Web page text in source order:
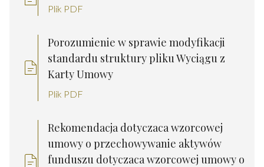
Plik PDF
Porozumienie w sprawie modyfikacji
standardu struktury pliku Wyciągu z
Karty Umowy
Plik PDF
Rekomendacja dotyczaca wzorcowej
umowy o przechowywanie aktywów
funduszu dotyczaca wzorcowej umowy o